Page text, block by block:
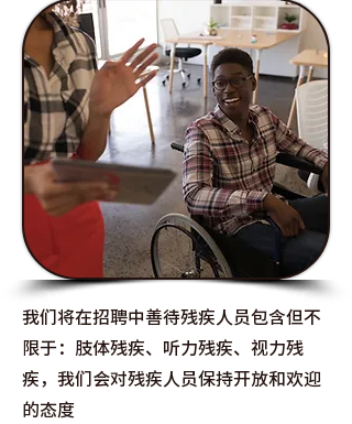
我们将在招聘中善待残疾人员包含但不
限于：肢体残疾、听力残疾、视力残
疾，我们会对残疾人员保持开放和欢迎
的态度